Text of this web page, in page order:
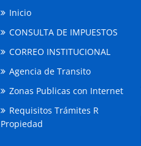
Inicio
CONSULTA DE IMPUESTOS
CORREO INSTITUCIONAL
Agencia de Transito
Zonas Publicas con Internet
Requisitos Trámites R
Propiedad